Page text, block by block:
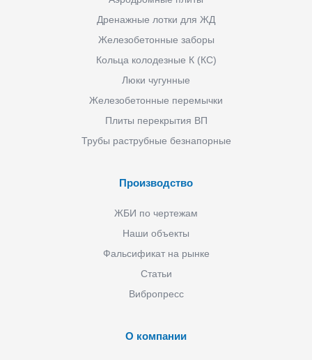
Дренажные лотки для ЖД
Железобетонные заборы
Кольца колодезные К (КС)
Люки чугунные
Железобетонные перемычки
Плиты перекрытия ВП
Трубы раструбные безнапорные
Производство
ЖБИ по чертежам
Наши объекты
Фальсификат на рынке
Статьи
Вибропресс
О компании